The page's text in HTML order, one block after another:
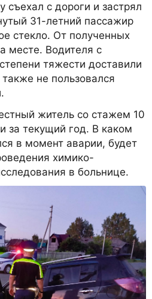
съехал с дороги и застрял
31-летний пассажир
стекло. От полученных
месте. Водителя с
тяжести доставили
не пользовался
житель со стажем 10
за текущий год. В каком
в момент аварии, будет
химико-
в больнице.